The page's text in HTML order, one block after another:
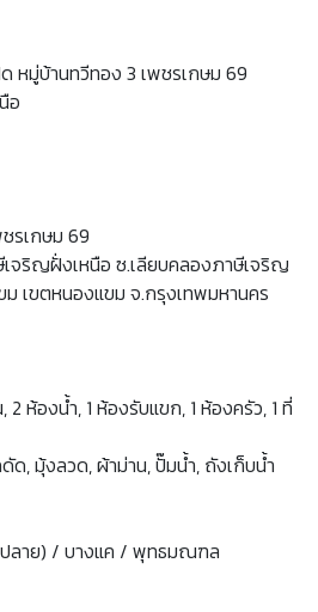
หมู่บ้านทวีทอง 3 เพชรเกษม 69
อ
เกษม 69
ริญฝั่งเหนือ ซ.เลียบคลองภาษีเจริญ
เขตหนองแขม จ.กรุงเทพมหานคร
องน้ำ, 1 ห้องรับแขก, 1 ห้องครัว, 1 ที่
มุ้งลวด, ผ้าม่าน, ปั๊มน้ำ, ถังเก็บน้ำ
าย) / บางแค / พุทธมณฑล